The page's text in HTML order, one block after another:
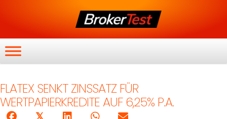
FLATEX SENKT ZINSSATZ FÜR
WERTPAPIERKREDITE AUF 6,25% P.A.
𝕏